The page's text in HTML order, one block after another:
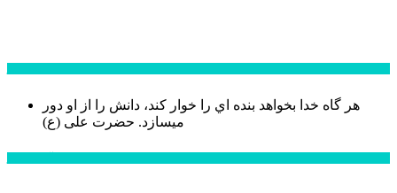
هر گاه خدا بخواهد بنده اي را خوار كند، دانش را از او دور
میسازد. حضرت علی (ع)